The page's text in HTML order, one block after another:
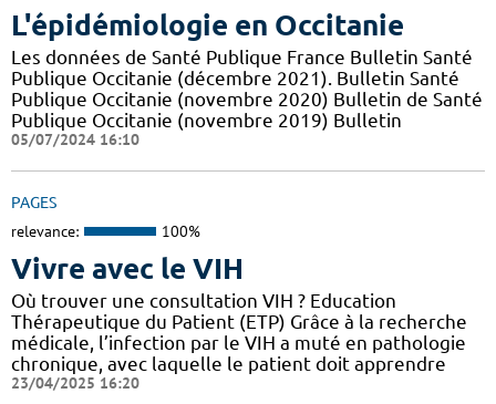
L'épidémiologie en Occitanie
Les données de Santé Publique France Bulletin Santé
Publique Occitanie (décembre 2021). Bulletin Santé
Publique Occitanie (novembre 2020) Bulletin de Santé
Publique Occitanie (novembre 2019) Bulletin
05/07/2024 16:10
PAGES
relevance: 100%
Vivre avec le VIH
Où trouver une consultation VIH ? Education
Thérapeutique du Patient (ETP) Grâce à la recherche
médicale, l’infection par le VIH a muté en pathologie
chronique, avec laquelle le patient doit apprendre
23/04/2025 16:20